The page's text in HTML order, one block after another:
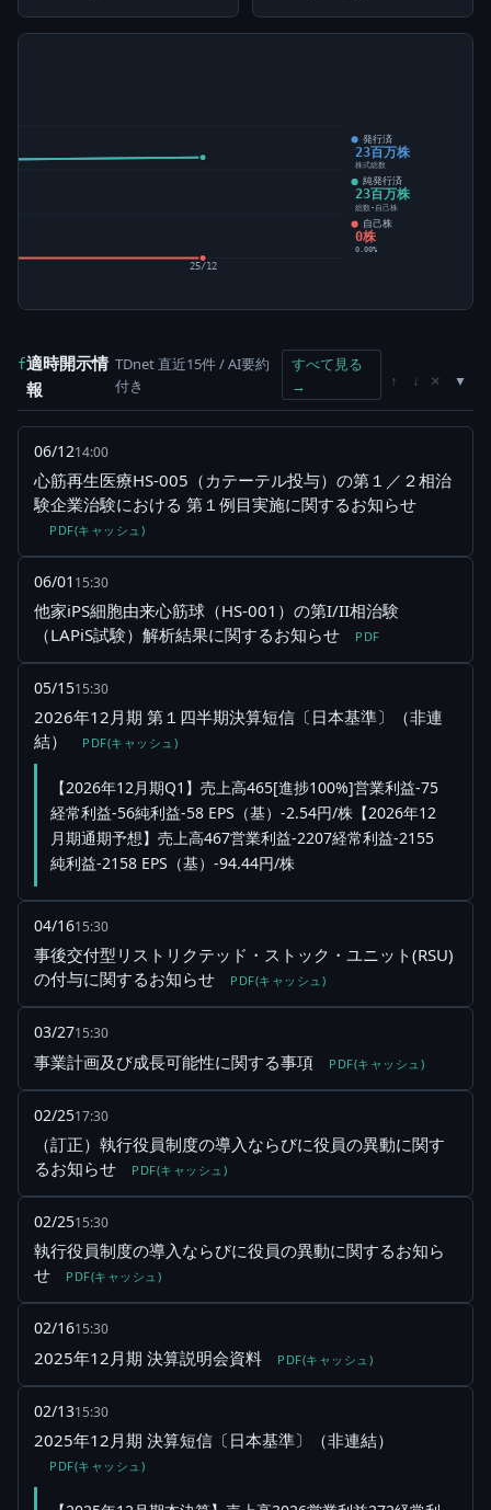
25/12
発行済
23百万株
株式総数
純発行済
23百万株
総数-自己株
自己株
0株
0.00%
f適時開示情
報
TDnet 直近15件 / AI要約
付き
すべて見る
→
↑ ↓ ×
06/1214:00
心筋再生医療HS-005（カテーテル投与）の第１／２相治
験企業治験における 第１例目実施に関するお知らせ
PDF(キャッシュ)
06/01 15:30
他家iPS細胞由来心筋球（HS-001）の第I/II相治験
（LAPiS試験）解析結果に関するお知らせ
PDF
05/1515:30
2026年12月期 第１四半期決算短信〔日本基準〕（非連
結）
PDF(キャッシュ)
【2026年12月期Q1】売上高465[進捗100%]営業利益-75
経常利益-56純利益-58 EPS（基）-2.54円/株【2026年12
月期通期予想】売上高467営業利益-2207経常利益-2155
純利益-2158 EPS（基）-94.44円/株
04/1615:30
事後交付型リストリクテッド・ストック・ユニット(RSU)
の付与に関するお知らせ
PDF(キャッシュ)
03/2715:30
事業計画及び成長可能性に関する事項 PDF(キャッシュ)
02/2517:30
（訂正）執行役員制度の導入ならびに役員の異動に関す
るお知らせ
PDF(キャッシュ)
02/2515:30
執行役員制度の導入ならびに役員の異動に関するお知ら
せ
PDF(キャッシュ)
02/1615:30
2025年12月期 決算説明会資料 PDF(キャッシュ)
02/1315:30
2025年12月期 決算短信〔日本基準〕（非連結）
PDF(キャッシュ)